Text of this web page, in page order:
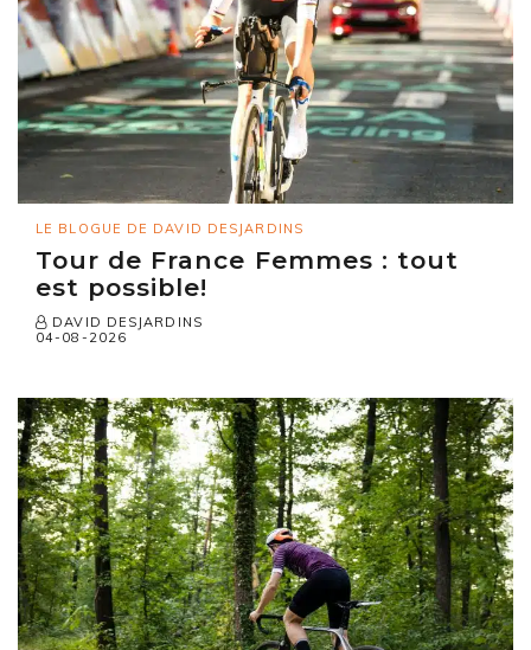
LE BLOGUE DE DAVID DESJARDINS
Tour de France Femmes : tout
est possible!
DAVID DESJARDINS
04-08-2026